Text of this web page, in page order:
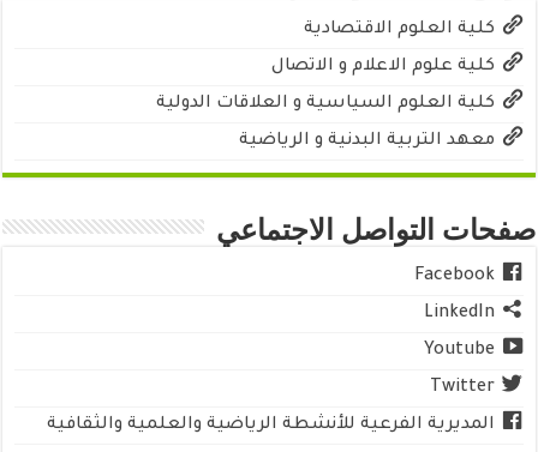
كلية العلوم الاقتصادية
كلية علوم الاعلام و الاتصال
كلية العلوم السياسية و العلاقات الدولية
معهد التربية البدنية و الرياضية
صفحات التواصل الاجتماعي
Facebook
LinkedIn
Youtube
Twitter
المديرية الفرعية للأنشطة الرياضية والعلمية والثقافية